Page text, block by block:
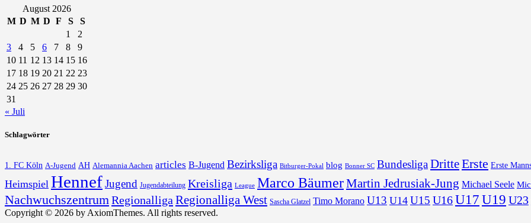
August 2026
M D M D F S
S
1
2
3
4 5 6 7 8
9
10 11 12 13 14 15 16
17 18 19 20 21 22 23
24 25 26 27 28 29 30
31
« Juli
Schlagwörter
1. FC Köln A-Jugend AH Alemannia Aachen articles B-Jugend Bezirksliga Bitburger-Pokal blog Bonner SC Bundesliga DritteErste Erste
Heimspiel HennefJugend Jugendabteilung Kreisliga League Marco BäumerMartin Jedrusiak-Jung Michael Seele
Nachwuchszentrum Regionalliga Regionalliga West Sascha Glatzel Timo Morano U13 U14 U15 U16U17 U19 U23
Copyright © 2026 by AxiomThemes. All rights reserved.